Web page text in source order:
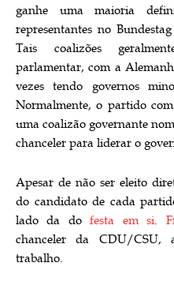
ganhe uma maioria
representantes no
Tais coalizões
parlamentar, com a
vezes tendo governos
Normalmente, o partido
uma coalizão governante
chanceler para liderar o
Apesar de não ser eleito
do candidato de cada
lado da dofesta em si.
chanceler da CDU/CSU,
trabalho.